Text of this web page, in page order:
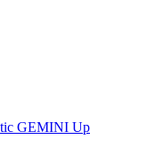
GEMINI Up